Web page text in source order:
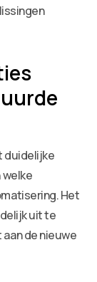
duidelijke
Het
uit te
de nieuwe